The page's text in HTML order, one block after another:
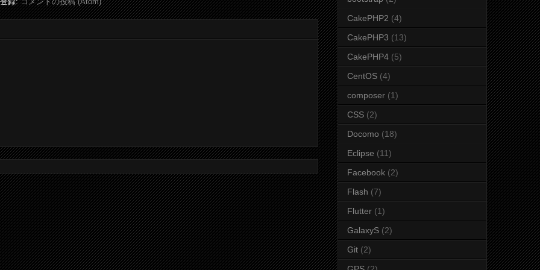
CakePHP2 (4)
CakePHP3 (13)
CakePHP4 (5)
CentOS (4)
composer (1)
CSS (2)
Docomo (18)
Eclipse (11)
Facebook (2)
Flash (7)
Flutter (1)
GalaxyS (2)
Git (2)